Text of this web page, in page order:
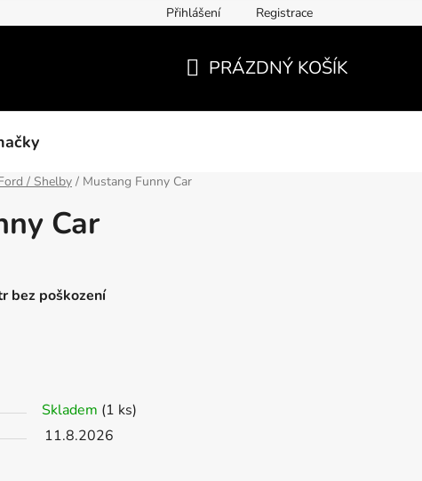
Přihlášení Registrace
PRÁZDNÝ KOŠÍK
/ Shelby / Mustang Funny Car
Car
bez poškození
Skladem (1 ks)
11.8.2026